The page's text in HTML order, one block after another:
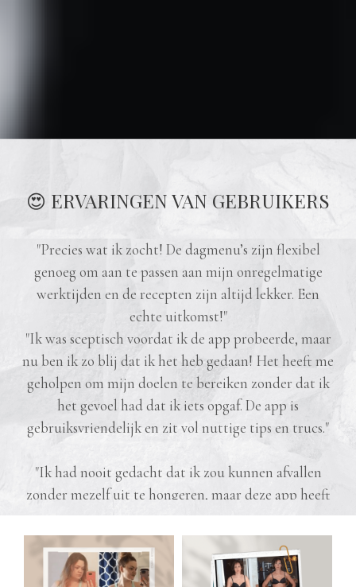
😍 ERVARINGEN VAN GEBRUIKERS
"Precies wat ik zocht! De dagmenu’s zijn flexibel
genoeg om aan te passen aan mijn onregelmatige
werktijden en de recepten zijn altijd lekker. Een
echte uitkomst!"
"Ik was sceptisch voordat ik de app probeerde, maar
nu ben ik zo blij dat ik het heb gedaan! Het heeft me
geholpen om mijn doelen te bereiken zonder dat ik
het gevoel had dat ik iets opgaf. De app is
gebruiksvriendelijk en zit vol nuttige tips en trucs."
"Ik had nooit gedacht dat ik zou kunnen afvallen
zonder mezelf uit te hongeren, maar deze app heeft
het tegendeel bewezen. De recepten zijn voedzaam
en lekker, en ik merk echt het verschil in hoe ik me
voel. Het is precies wat ik nodig had om op de juiste